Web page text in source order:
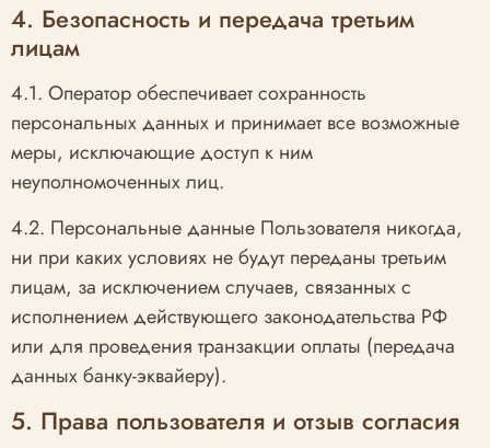
4. Безопасность и передача третьим
лицам
4.1. Оператор обеспечивает сохранность
персональных данных и принимает все возможные
меры, исключающие доступ к ним
неуполномоченных лиц.
4.2. Персональные данные Пользователя никогда,
ни при каких условиях не будут переданы третьим
лицам, за исключением случаев, связанных с
исполнением действующего законодательства РФ
или для проведения транзакции оплаты (передача
данных банку-эквайеру).
5. Права пользователя и отзыв согласия